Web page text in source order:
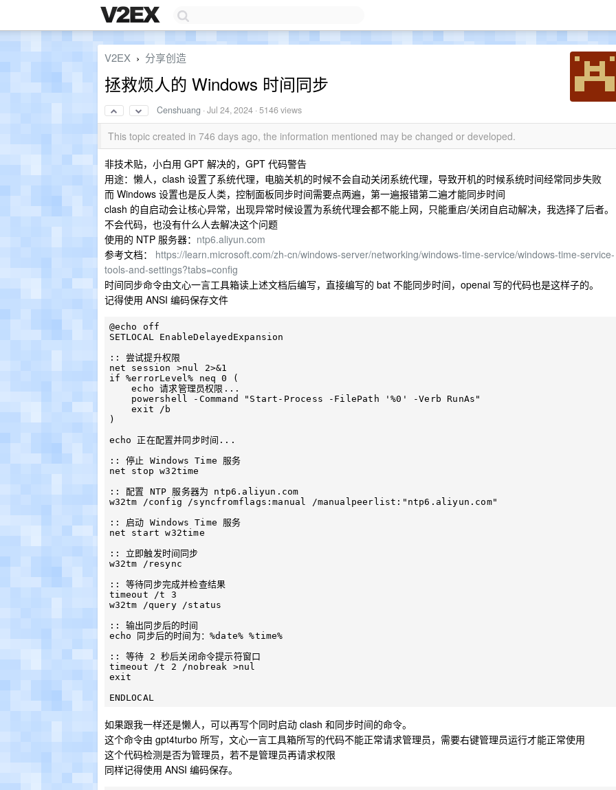
V2EX › 分享创造
拯救烦人的 Windows 时间同步
Censhuang ·Jul 24, 2024 · 5146 views
This topic created in 746 days ago, the information mentioned may be changed or developed.
非技术贴，小白用 GPT 解决的，GPT 代码警告
用途：懒人，clash 设置了系统代理，电脑关机的时候不会自动关闭系统代理，导致开机的时候系统时间经常同步失败
而 Windows 设置也是反人类，控制面板同步时间需要点两遍，第一遍报错第二遍才能同步时间
clash 的自启动会让核心异常，出现异常时候设置为系统代理会都不能上网，只能重启/关闭自启动解决，我选择了后者。
不会代码，也没有什么人去解决这个问题
使用的 NTP 服务器： ntp6.aliyun.com
参考文档： https://learn.microsoft.com/zh-cn/windows-server/networking/windows-time-service/windows-time-service-
tools-and-settings?tabs=config
时间同步命令由文心一言工具箱读上述文档后编写，直接编写的 bat 不能同步时间，openai 写的代码也是这样子的。
记得使用 ANSI 编码保存文件
@echo off
SETLOCAL EnableDelayedExpansion
:: 尝试提升权限
net session >nul 2>&1
if %errorLevel% neq 0 (
    echo 请求管理员权限...
    exit /b
)
echo 正在配置并同步时间...
:: 停止 Windows Time 服务
net stop w32time
:: 配置 NTP 服务器为 ntp6.aliyun.com
w32tm /config /syncfromflags:manual /manualpeerlist:"ntp6.aliyun.com"
:: 启动 Windows Time 服务
net start w32time
:: 立即触发时间同步
w32tm /resync
:: 等待同步完成并检查结果
timeout /t 3
w32tm /query /status
:: 输出同步后的时间
echo 同步后的时间为：%date% %time%
:: 等待 2 秒后关闭命令提示符窗口
timeout /t 2 /nobreak >nul
exit
如果跟我一样还是懒人，可以再写个同时启动 clash 和同步时间的命令。
这个命令由 gpt4turbo 所写，文心一言工具箱所写的代码不能正常请求管理员，需要右键管理员运行才能正常使用
这个代码检测是否为管理员，若不是管理员再请求权限
同样记得使用 ANSI 编码保存。